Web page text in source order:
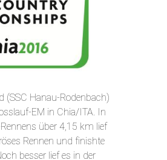
(SSC Hanau-Rodenbach)
EM in Chia/ITA. In
über 4,15 km lief
Rennen und finishte
besser lief es in der